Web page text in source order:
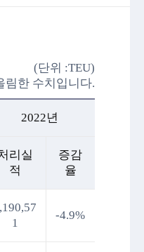
(단위 :TEU)
림한 수치입니다.
2022년
리실
적
증감
율
1
-4.9%